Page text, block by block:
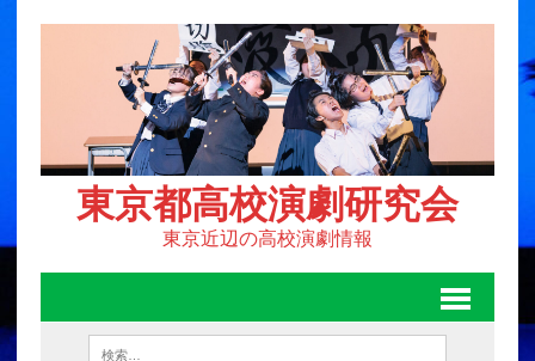
東京都高校演劇研究会
東京近辺の高校演劇情報